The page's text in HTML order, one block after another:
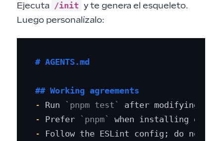
Ejecuta /init y te genera el esqueleto.
Luego personalízalo:
# AGENTS.md
## Working agreements
-
Run `pnpm test`
-
Prefer `pnpm`
-
Follow the ESLint config; do not